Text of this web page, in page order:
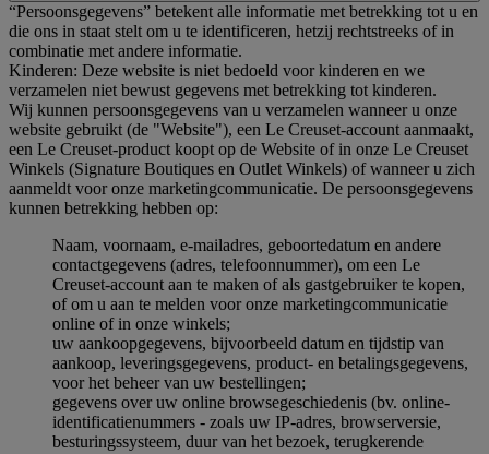
“Persoonsgegevens” betekent alle informatie met betrekking tot u en
die ons in staat stelt om u te identificeren, hetzij rechtstreeks of in
combinatie met andere informatie.
Kinderen: Deze website is niet bedoeld voor kinderen en we
verzamelen niet bewust gegevens met betrekking tot kinderen.
Wij kunnen persoonsgegevens van u verzamelen wanneer u onze
website gebruikt (de "Website"), een Le Creuset-account aanmaakt,
een Le Creuset-product koopt op de Website of in onze Le Creuset
Winkels (Signature Boutiques en Outlet Winkels) of wanneer u zich
aanmeldt voor onze marketingcommunicatie. De persoonsgegevens
kunnen betrekking hebben op:
Naam, voornaam, e-mailadres, geboortedatum en andere
contactgegevens (adres, telefoonnummer), om een Le
Creuset-account aan te maken of als gastgebruiker te kopen,
of om u aan te melden voor onze marketingcommunicatie
online of in onze winkels;
uw aankoopgegevens, bijvoorbeeld datum en tijdstip van
aankoop, leveringsgegevens, product- en betalingsgegevens,
voor het beheer van uw bestellingen;
gegevens over uw online browsegeschiedenis (bv. online-
identificatienummers - zoals uw IP-adres, browserversie,
besturingssysteem, duur van het bezoek, terugkerende